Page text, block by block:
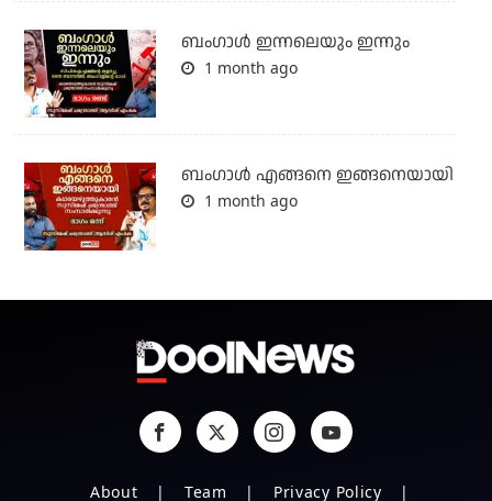
ബംഗാള്‍ ഇന്നലെയും ഇന്നും
1 month ago
ബം​ഗാൾ എങ്ങനെ ഇങ്ങനെയായി
1 month ago
About Team Privacy Policy